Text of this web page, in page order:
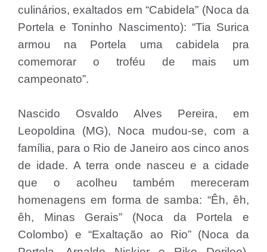
culinários, exaltados em “Cabidela” (Noca da
Portela e Toninho Nascimento): “Tia Surica
armou na Portela uma cabidela pra
comemorar o troféu de mais um
campeonato”.
Nascido Osvaldo Alves Pereira, em
Leopoldina (MG), Noca mudou-se, com a
família, para o Rio de Janeiro aos cinco anos
de idade. A terra onde nasceu e a cidade
que o acolheu também mereceram
homenagens em forma de samba: “Êh, êh,
êh, Minas Gerais” (Noca da Portela e
Colombo) e “Exaltação ao Rio” (Noca da